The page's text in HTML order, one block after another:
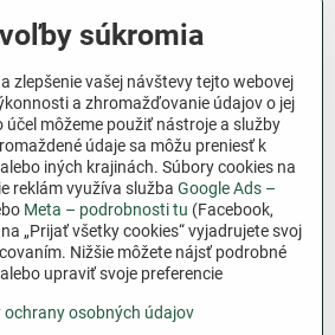
shop bez dotácií​. Fungujeme len
ktorí veria v poctivú prácu a
nákup na Jutro​.sk nám pomáha
čo má zmysel – pomáhať
a srdcom​.
súkromia
zlepšenie vašej návštevy tejto webovej
a zhromažďovanie údajov o jej
účel môžeme použiť nástroje a služby
údaje sa môžu preniesť k
iných krajinách. Súbory cookies na
reklám využíva služba Google Ads –
Meta – podrobnosti tu (Facebook,
„Prijať všetky cookies“ vyjadrujete svoj
Nižšie môžete nájsť podrobné
upraviť svoje preferencie
ochrany osobných údajov